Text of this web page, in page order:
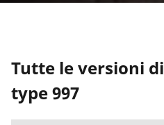
Tutte le versioni di
type 997